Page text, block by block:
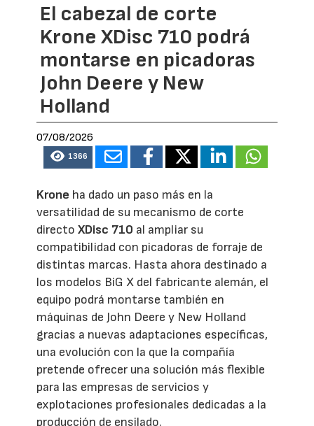
El cabezal de corte
Krone XDisc 710 podrá
montarse en picadoras
John Deere y New
Holland
07/08/2026
1366
Krone ha dado un paso más en la
versatilidad de su mecanismo de corte
directoXDisc 710 al ampliar su
compatibilidad con picadoras de forraje de
distintas marcas. Hasta ahora destinado a
los modelos BiG X del fabricante alemán, el
equipo podrá montarse también en
máquinas de John Deere y New Holland
gracias a nuevas adaptaciones específicas,
una evolución con la que la compañía
pretende ofrecer una solución más flexible
para las empresas de servicios y
explotaciones profesionales dedicadas a la
producción de ensilado.